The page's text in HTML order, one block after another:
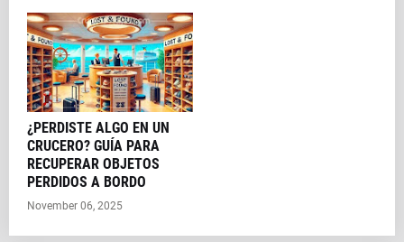
¿PERDISTE ALGO EN UN
CRUCERO? GUÍA PARA
RECUPERAR OBJETOS
PERDIDOS A BORDO
November 06, 2025